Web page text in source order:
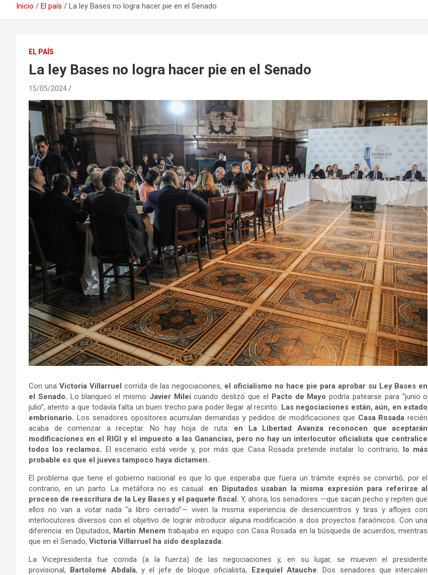
Inicio El país La ley Bases no logra hacer pie en el Senado
EL PAÍS
La ley Bases no logra hacer pie en el Senado
15/05/2024
Con una Victoria Villarruel corrida de las negociaciones, el oficialismo no hace pie para aprobar su Ley Bases en
el Senado. Lo blanqueó el mismo Javier Milei cuando deslizó que el Pacto de Mayo podría patearse para “junio o
julio”, atento a que todavía falta un buen trecho para poder llegar al recinto. Las negociaciones están, aún, en estado
embrionario. Los senadores opositores acumulan demandas y pedidos de modificaciones que Casa Rosada recién
acaba de comenzar a receptar. No hay hoja de ruta: en La Libertad Avanza reconocen que aceptarán
modificaciones en el RIGI y el impuesto a las Ganancias, pero no hay un interlocutor oficialista que centralice
todos los reclamos. El escenario está verde y, por más que Casa Rosada pretende instalar lo contrario, lo más
probable es que el jueves tampoco haya dictamen.
El problema que tiene el gobierno nacional es que lo que esperaba que fuera un trámite exprés se convirtió, por el
contrario, en un parto. La metáfora no es casual: en Diputados usaban la misma expresión para referirse al
proceso de reescritura de la Ley Bases y el paquete fiscal. Y, ahora, los senadores —que sacan pecho y repiten que
ellos no van a votar nada “a libro cerrado”— viven la misma experiencia de desencuentros y tiras y aflojes con
interlocutores diversos con el objetivo de lograr introducir alguna modificación a dos proyectos faraónicos. Con una
diferencia: en Diputados, Martín Menem trabajaba en equipo con Casa Rosada en la búsqueda de acuerdos, mientras
que en el Senado, Victoria Villarruel ha sido desplazada.
La Vicepresidenta fue corrida (a la fuerza) de las negociaciones y, en su lugar, se mueven el presidente
provisional, Bartolomé Abdala, y el jefe de bloque oficialista, Ezequiel Atauche. Dos senadores que intercalen